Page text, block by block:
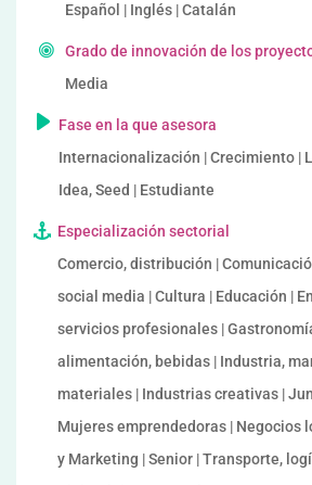
Español | Inglés | Catalán
Grado de innovación de los
Media
Fase en la que asesora
Internacionalización | Crecimiento |
Idea, Seed | Estudiante
Especialización sectorial
Comercio, distribución |
social media | Cultura | Educación |
servicios profesionales |
alimentación, bebidas | Industria,
materiales | Industrias creativas |
Mujeres emprendedoras | Negocios
y Marketing | Senior | Transporte,